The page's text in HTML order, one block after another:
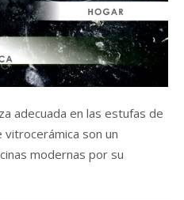
adecuada en las estufas de
son un
modernas por su